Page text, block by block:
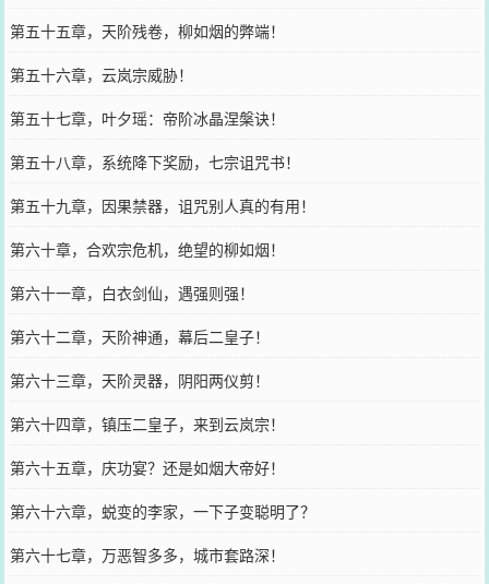
第五十五章，天阶残卷，柳如烟的弊端！
第五十六章，云岚宗威胁！
第五十七章，叶夕瑶：帝阶冰晶涅槃诀！
第五十八章，系统降下奖励，七宗诅咒书！
第五十九章，因果禁器，诅咒别人真的有用！
第六十章，合欢宗危机，绝望的柳如烟！
第六十一章，白衣剑仙，遇强则强！
第六十二章，天阶神通，幕后二皇子！
第六十三章，天阶灵器，阴阳两仪剪！
第六十四章，镇压二皇子，来到云岚宗！
第六十五章，庆功宴？还是如烟大帝好！
第六十六章，蜕变的李家，一下子变聪明了？
第六十七章，万恶智多多，城市套路深！